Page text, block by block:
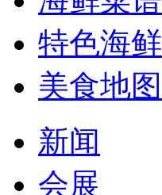
特色海鲜
美食地图
新闻
会展